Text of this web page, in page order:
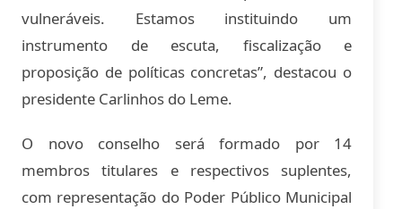
vulneráveis. Estamos instituindo um
instrumento de escuta, fiscalização e
proposição de políticas concretas”, destacou o
presidente Carlinhos do Leme.
O novo conselho será formado por 14
membros titulares e respectivos suplentes,
com representação do Poder Público Municipal